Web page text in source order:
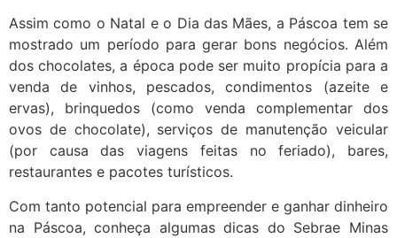
Assim como o Natal e o Dia das Mães, a Páscoa tem se
mostrado um período para gerar bons negócios. Além
dos chocolates, a época pode ser muito propícia para a
venda de vinhos, pescados, condimentos (azeite e
ervas), brinquedos (como venda complementar dos
ovos de chocolate), serviços de manutenção veicular
(por causa das viagens feitas no feriado), bares,
restaurantes e pacotes turísticos.
Com tanto potencial para empreender e ganhar dinheiro
na Páscoa, conheça algumas dicas do Sebrae Minas